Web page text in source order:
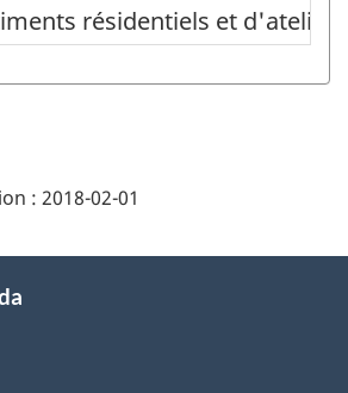
résidentiels et
: 2018-02-01